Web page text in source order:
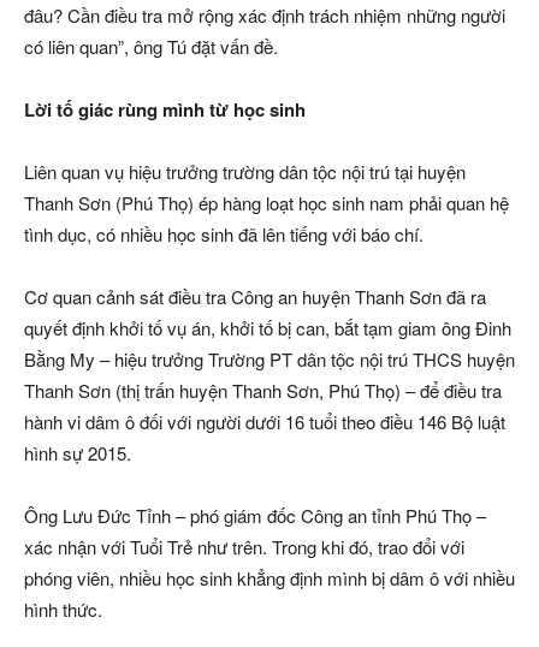
đâu? Cần điều tra mở rộng xác định trách nhiệm những người
có liên quan”, ông Tú đặt vấn đề.
Lời tố giác rùng mình từ học sinh
Liên quan vụ hiệu trưởng trường dân tộc nội trú tại huyện
Thanh Sơn (Phú Thọ) ép hàng loạt học sinh nam phải quan hệ
tình dục, có nhiều học sinh đã lên tiếng với báo chí.
Cơ quan cảnh sát điều tra Công an huyện Thanh Sơn đã ra
quyết định khởi tố vụ án, khởi tố bị can, bắt tạm giam ông Đinh
Bằng My – hiệu trưởng Trường PT dân tộc nội trú THCS huyện
Thanh Sơn (thị trấn huyện Thanh Sơn, Phú Thọ) – để điều tra
hành vi dâm ô đối với người dưới 16 tuổi theo điều 146 Bộ luật
hình sự 2015.
Ông Lưu Đức Tỉnh – phó giám đốc Công an tỉnh Phú Thọ –
xác nhận với Tuổi Trẻ như trên. Trong khi đó, trao đổi với
phóng viên, nhiều học sinh khẳng định mình bị dâm ô với nhiều
hình thức.